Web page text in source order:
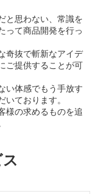
と思わない、常識を
って商品開発を行っ
奇抜で斬新なアイデ
ご提供することが可
い体感でもう手放す
ております。
様の求めるものを追